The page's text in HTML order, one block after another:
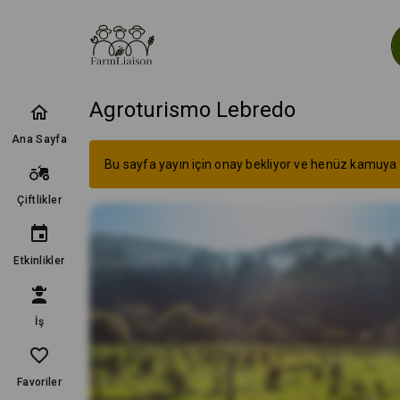
Ana Sayfa
Çiftlikler
Etkinlikler
İş
Favoriler
Agroturismo Lebredo
Bu sayfa yayın için onay bekliyor ve henüz kamuya